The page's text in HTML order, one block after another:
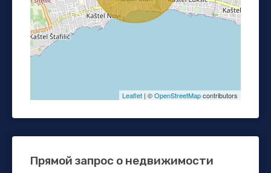
Leaflet | ©OpenStreetMapcontributors
Прямой запрос о недвижимости